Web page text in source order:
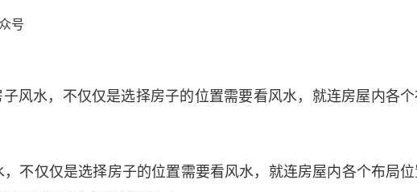
号
风水，不仅仅是选择房子的位置需要看风水，就连房屋内各
不仅仅是选择房子的位置需要看风水，就连房屋内各个布局